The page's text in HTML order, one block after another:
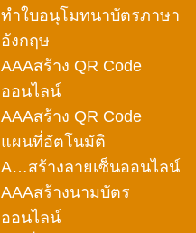
ทำใบอนุโมทนาบัตรภาษา
อังกฤษ
AAAสร้าง QR Code
ออนไลน์
AAAสร้าง QR Code
แผนที่อัตโนมัติ
A…สร้างลายเซ็นออนไลน์
AAAสร้างนามบัตร
ออนไลน์